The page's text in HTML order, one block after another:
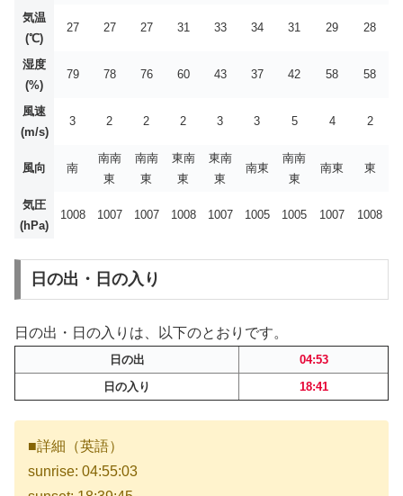
気温
(℃)
27 27 27 31 33 34 31 29 28
湿度
(%)
79 78 76 60 43 37 42 58 58
風速
(m/s)
3 2 2 2 3 3 5 4 2
風向 南
南南
東
南南
東
東南
東
東南
東
南東
南南
東
南東 東
気圧
(hPa)
1008 1007 1007 1008 1007 1005 1005 1007 1008
日の出・日の入り
日の出・日の入りは、以下のとおりです。
日の出
04:53
日の入り
18:41
■詳細（英語）
sunrise: 04:55:03